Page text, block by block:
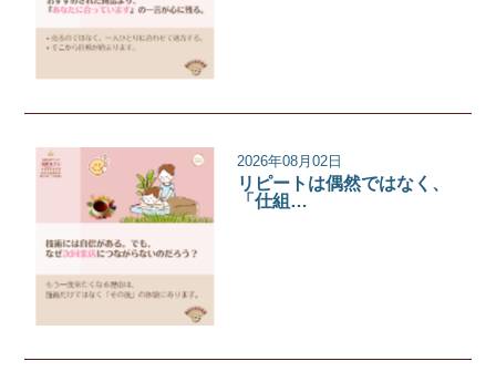
2026年08月02日
リピートは偶然ではなく、
「仕組…